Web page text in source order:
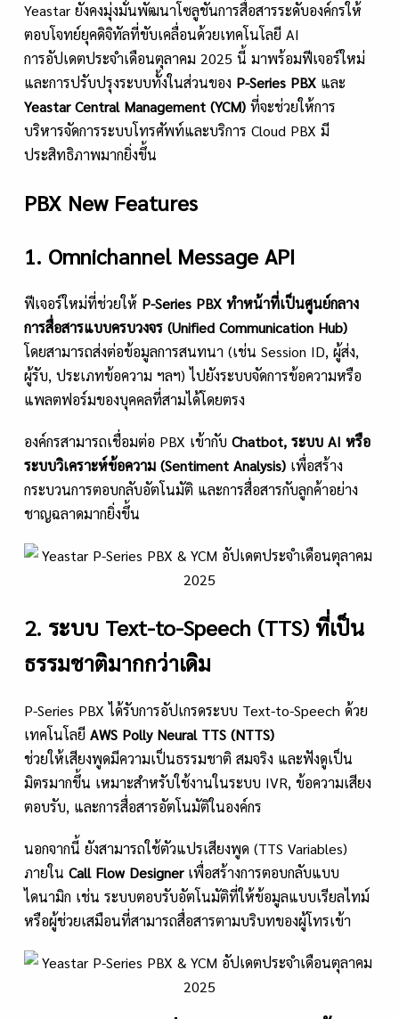
Yeastar ยังคงมุ่งมั่นพัฒนาโซลูชันการสื่อสารระดับองค์กรให้
ตอบโจทย์ยุคดิจิทัลที่ขับเคลื่อนด้วยเทคโนโลยี AI
การอัปเดตประจำเดือนตุลาคม 2025 นี้ มาพร้อมฟีเจอร์ใหม่
และการปรับปรุงระบบทั้งในส่วนของ P-Series PBX และ
Yeastar Central Management (YCM) ที่จะช่วยให้การ
บริหารจัดการระบบโทรศัพท์และบริการ Cloud PBX มี
ประสิทธิภาพมากยิ่งขึ้น
PBX New Features
1. Omnichannel Message API
ฟีเจอร์ใหม่ที่ช่วยให้ P-Series PBX ทำหน้าที่เป็นศูนย์กลาง
การสื่อสารแบบครบวงจร (Unified Communication Hub)
โดยสามารถส่งต่อข้อมูลการสนทนา (เช่น Session ID, ผู้ส่ง,
ผู้รับ, ประเภทข้อความ ฯลฯ) ไปยังระบบจัดการข้อความหรือ
แพลตฟอร์มของบุคคลที่สามได้โดยตรง
องค์กรสามารถเชื่อมต่อ PBX เข้ากับ Chatbot, ระบบ AI หรือ
ระบบวิเคราะห์ข้อความ (Sentiment Analysis) เพื่อสร้าง
กระบวนการตอบกลับอัตโนมัติ และการสื่อสารกับลูกค้าอย่าง
ชาญฉลาดมากยิ่งขึ้น
2. ระบบ Text-to-Speech (TTS) ที่เป็น
ธรรมชาติมากกว่าเดิม
P-Series PBX ได้รับการอัปเกรดระบบ Text-to-Speech ด้วย
เทคโนโลยี AWS Polly Neural TTS (NTTS)
ช่วยให้เสียงพูดมีความเป็นธรรมชาติ สมจริง และฟังดูเป็น
มิตรมากขึ้น เหมาะสำหรับใช้งานในระบบ IVR, ข้อความเสียง
ตอบรับ, และการสื่อสารอัตโนมัติในองค์กร
นอกจากนี้ ยังสามารถใช้ตัวแปรเสียงพูด (TTS Variables)
ภายใน Call Flow Designerเพื่อสร้างการตอบกลับแบบ
ไดนามิก เช่น ระบบตอบรับอัตโนมัติที่ให้ข้อมูลแบบเรียลไทม์
หรือผู้ช่วยเสมือนที่สามารถสื่อสารตามบริบทของผู้โทรเข้า